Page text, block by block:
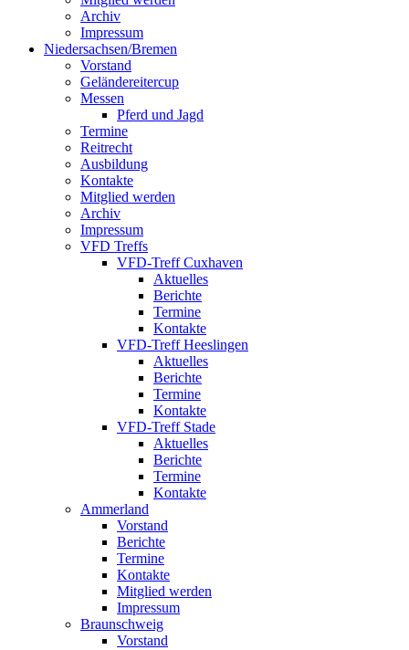
Archiv
Impressum
Niedersachsen/Bremen
Vorstand
Geländereitercup
Messen
Pferd und Jagd
Termine
Reitrecht
Ausbildung
Kontakte
Mitglied werden
Archiv
Impressum
VFD Treffs
VFD-Treff Cuxhaven
Aktuelles
Berichte
Termine
Kontakte
VFD-Treff Heeslingen
Aktuelles
Berichte
Termine
Kontakte
VFD-Treff Stade
Aktuelles
Berichte
Termine
Kontakte
Ammerland
Vorstand
Berichte
Termine
Kontakte
Mitglied werden
Impressum
Braunschweig
Vorstand